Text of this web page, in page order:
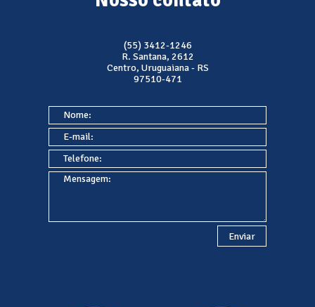
(55) 3412-1246
R. Santana, 2612
Centro, Uruguaiana - RS
97510-471